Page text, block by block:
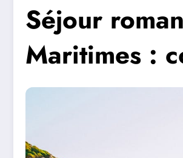
Séjour
Maritimes :